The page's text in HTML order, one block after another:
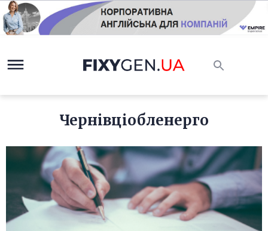
Чернівціобленерго